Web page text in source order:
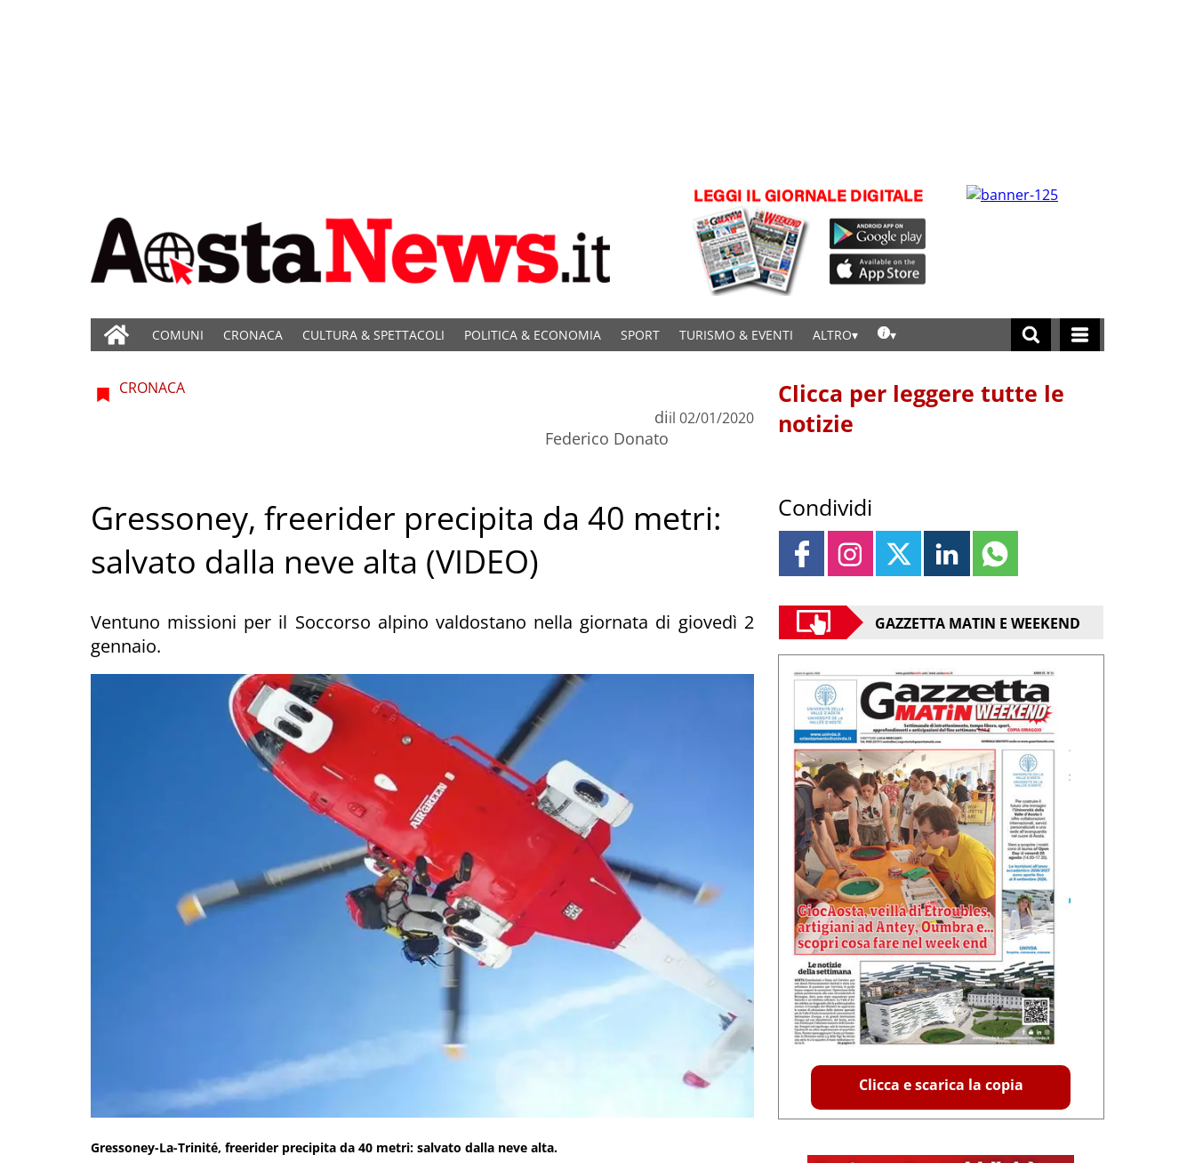
COMUNI CRONACA CULTURA & SPETTACOLI POLITICA & ECONOMIA SPORT TURISMO & EVENTI ALTRO
CRONACA
di
Federico Donato
il 02/01/2020
Gressoney, freerider precipita da 40 metri:
salvato dalla neve alta (VIDEO)
Ventuno missioni per il Soccorso alpino valdostano nella giornata di giovedì 2
gennaio.
Gressoney-La-Trinité, freerider precipita da 40 metri: salvato dalla neve alta.
Clicca per leggere tutte le
notizie
Condividi
GAZZETTA MATIN E WEEKEND
Clicca e scarica la copia